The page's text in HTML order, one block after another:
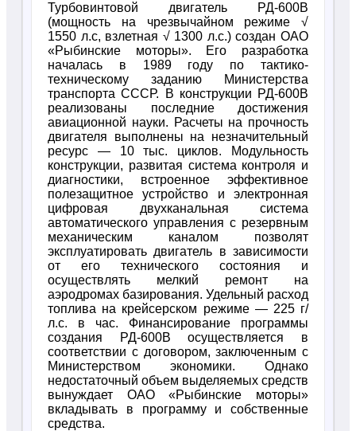
Турбовинтовой двигатель РД-600В
(мощность на чрезвычайном режиме √
1550 л.с, взлетная √ 1300 л.с.) создан ОАО
«Рыбинские моторы». Его разработка
началась в 1989 году по тактико-
техническому заданию Министерства
транспорта СССР. В конструкции РД-600В
реализованы последние достижения
авиационной науки. Расчеты на прочность
двигателя выполнены на незначительный
ресурс — 10 тыс. циклов. Модульность
конструкции, развитая система контроля и
диагностики, встроенное эффективное
полезащитное устройство и электронная
цифровая двухканальная система
автоматического управления с резервным
механическим каналом позволят
эксплуатировать двигатель в зависимости
от его технического состояния и
осуществлять мелкий ремонт на
аэродромах базирования. Удельный расход
топлива на крейсерском режиме — 225 г/
л.с. в час. Финансирование программы
создания РД-600В осуществляется в
соответствии с договором, заключенным с
Министерством экономики. Однако
недостаточный объем выделяемых средств
вынуждает ОАО «Рыбинские моторы»
вкладывать в программу и собственные
средства.